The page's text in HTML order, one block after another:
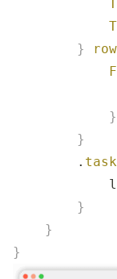
        }
            }
        }
        .
task
        }
    }
}